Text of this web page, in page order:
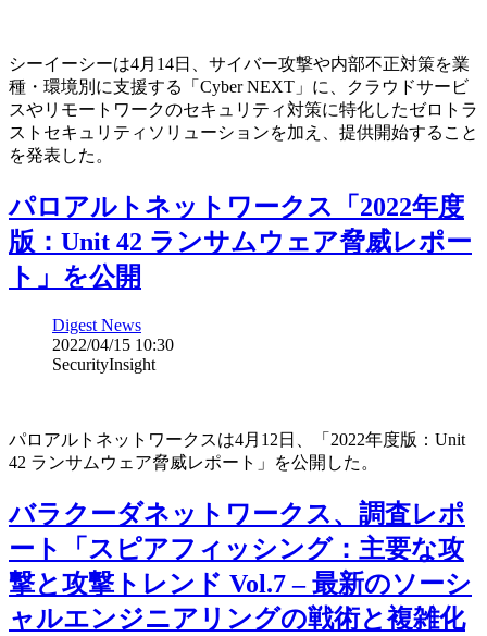
シーイーシーは4月14日、サイバー攻撃や内部不正対策を業
種・環境別に支援する「Cyber NEXT」に、クラウドサービ
スやリモートワークのセキュリティ対策に特化したゼロトラ
ストセキュリティソリューションを加え、提供開始すること
を発表した。
パロアルトネットワークス「2022年度
版：Unit 42 ランサムウェア脅威レポー
ト」を公開
Digest News
2022/04/15 10:30
SecurityInsight
パロアルトネットワークスは4月12日、「2022年度版：Unit
42 ランサムウェア脅威レポート」を公開した。
バラクーダネットワークス、調査レポ
ート「スピアフィッシング：主要な攻
撃と攻撃トレンド Vol.7 – 最新のソーシ
ャルエンジニアリングの戦術と複雑化